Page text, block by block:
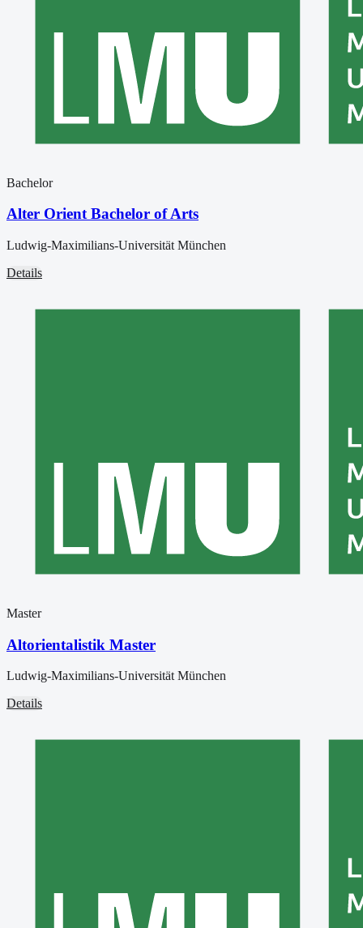
Bachelor
Alter Orient Bachelor of Arts
Ludwig-Maximilians-Universität München
Details
Master
Altorientalistik Master
Ludwig-Maximilians-Universität München
Details